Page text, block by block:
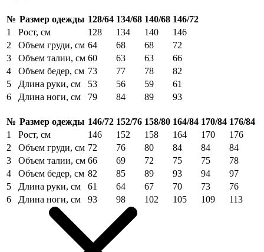
№ Размер одежды 128/64 134/68 140/68 146/72
1
Рост, см 128 134 140
146
2
Объем груди, см 64 68 68
72
3
Объем талии, см 60 63 63
66
4
Объем бедер, см 73 77 78
82
5
Длина руки, см 53 56 59
61
6
Длина ноги, см 79 84 89 93
№ Размер одежды 146/72 152/76 158/80 164/84 170/84 176/84
1
Рост, см 146 152 158 164 170
176
2
Объем груди, см 72 76 80 84 84
84
3
Объем талии, см 66 69 72 75 75
78
4
Объем бедер, см 82 85 89 93 94
97
5
Длина руки, см 61 64 67 70 73
76
6
Длина ноги, см 93 98 102 105 109 113